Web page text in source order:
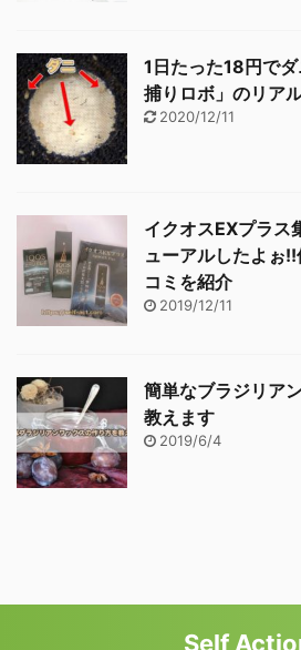
1日たった18円で
捕りロボ」のリア
2020/12/11
イクオスEXプラス
ューアルしたよぉ
コミを紹介
2019/12/11
簡単なブラジリア
教えます
2019/6/4
Self